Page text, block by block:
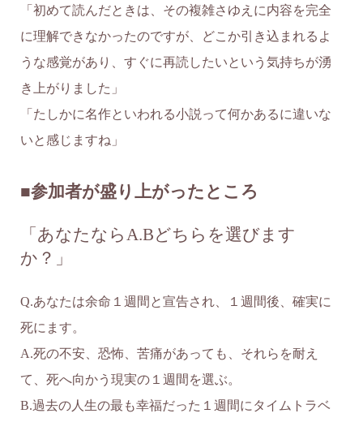
「初めて読んだときは、その複雑さゆえに内容を完全
に理解できなかったのですが、どこか引き込まれるよ
うな感覚があり、すぐに再読したいという気持ちが湧
き上がりました」
「たしかに名作といわれる小説って何かあるに違いな
いと感じますね」
■参加者が盛り上がったところ
「あなたならA.Bどちらを選びます
か？」
Q.あなたは余命１週間と宣告され、１週間後、確実に
死にます。
A.死の不安、恐怖、苦痛があっても、それらを耐え
て、死へ向かう現実の１週間を選ぶ。
B.過去の人生の最も幸福だった１週間にタイムトラベ